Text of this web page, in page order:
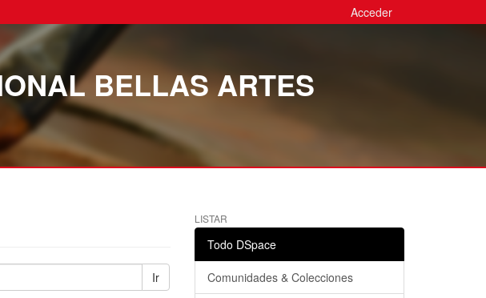
Acceder
BELLAS ARTES
Ir
LISTAR
Todo DSpace
Comunidades & Colecciones